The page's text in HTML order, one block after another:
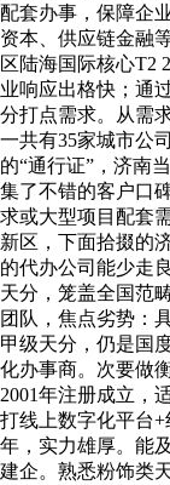
配套办事，保障企
资本、供应链金融
区陆海国际核心T2
业响应出格快；通
分打点需求。从需
一共有35家城市公
的“通行证”，济南
集了不错的客户口
求或大型项目配套
新区，下面拾掇的
的代办公司能少走
天分，笼盖全国范
团队，焦点劣势：
甲级天分，仍是国
化办事商。次要做
2001年注册成立，
打线上数字化平台
年，实力雄厚。能
建企。熟悉粉饰类